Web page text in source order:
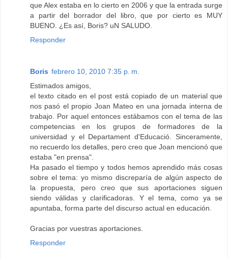
que Alex estaba en lo cierto en 2006 y que la entrada surge
a partir del borrador del libro, que por cierto es MUY
BUENO. ¿Es así, Boris? uN SALUDO.
Responder
Boris febrero 10, 2010 7:35 p. m.
Estimados amigos,
el texto citado en el post está copiado de un material que
nos pasó el propio Joan Mateo en una jornada interna de
trabajo. Por aquel entonces estábamos con el tema de las
competencias en los grupos de formadores de la
universidad y el Departament d'Educació. Sinceramente,
no recuerdo los detalles, pero creo que Joan mencionó que
estaba "en prensa".
Ha pasado el tiempo y todos hemos aprendido más cosas
sobre el tema: yo mismo discreparía de algún aspecto de
la propuesta, pero creo que sus aportaciones siguen
siendo válidas y clarificadoras. Y el tema, como ya se
apuntaba, forma parte del discurso actual en educación.
Gracias por vuestras aportaciones.
Responder